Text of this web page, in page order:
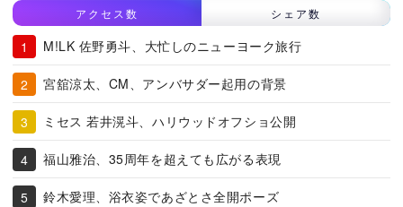
アクセス数 シェア数
M!LK 佐野勇斗、大忙しのニューヨーク旅行
宮舘涼太、CM、アンバサダー起用の背景
ミセス 若井滉斗、ハリウッドオフショ公開
福山雅治、35周年を超えても広がる表現
鈴木愛理、浴衣姿であざとさ全開ポーズ